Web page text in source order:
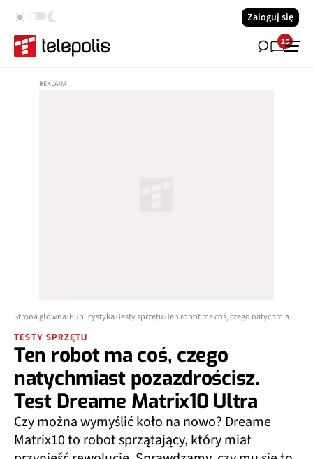
Zaloguj się
25
Strona główna Publicystyka Testy sprzętu Ten robot ma coś, czego natychmiast pozazdrościsz. Test Dreame Matrix10 Ultra
TESTY SPRZĘTU
Ten robot ma coś, czego
natychmiast pozazdrościsz.
Test Dreame Matrix10 Ultra
Czy można wymyślić koło na nowo? Dreame
Matrix10 to robot sprzątający, który miał